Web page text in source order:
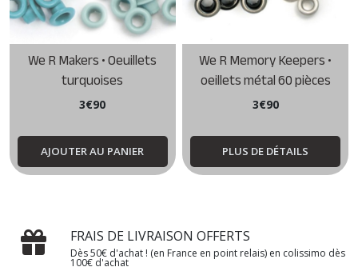
We R Makers • Oeuillets
turquoises
3€90
AJOUTER AU PANIER
We R Memory Keepers •
oeillets métal 60 pièces
3€90
PLUS DE DÉTAILS
FRAIS DE LIVRAISON OFFERTS
Dès 50€ d'achat ! (en France en point relais) en colissimo dès
100€ d'achat